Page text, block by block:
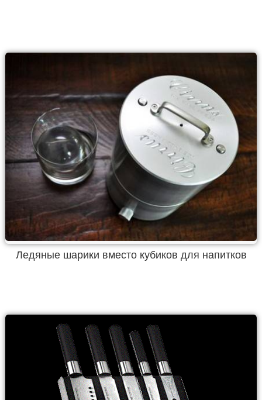
Ледяные шарики вместо кубиков для напитков